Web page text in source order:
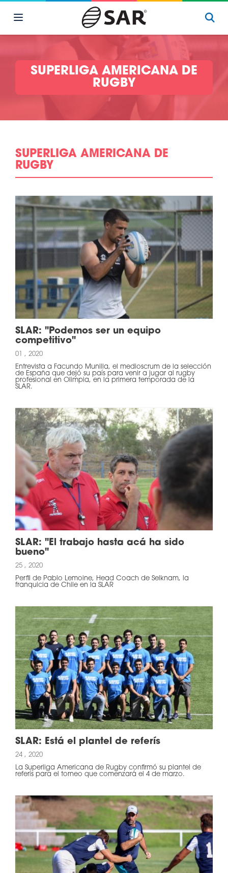
SUPERLIGA AMERICANA DE
RUGBY
SUPERLIGA AMERICANA DE
RUGBY
SLAR: "Podemos ser un equipo
competitivo"
01 , 2020
Entrevista a Facundo Munilla, el medioscrum de la selección
de España que dejó su país para venir a jugar al rugby
profesional en Olimpia, en la primera temporada de la
SLAR.
SLAR: "El trabajo hasta acá ha sido
bueno"
25 , 2020
Perfil de Pablo Lemoine, Head Coach de Selknam, la
franquicia de Chile en la SLAR
SLAR: Está el plantel de referís
24 , 2020
La Superliga Americana de Rugby confirmó su plantel de
referís para el torneo que comenzará el 4 de marzo.